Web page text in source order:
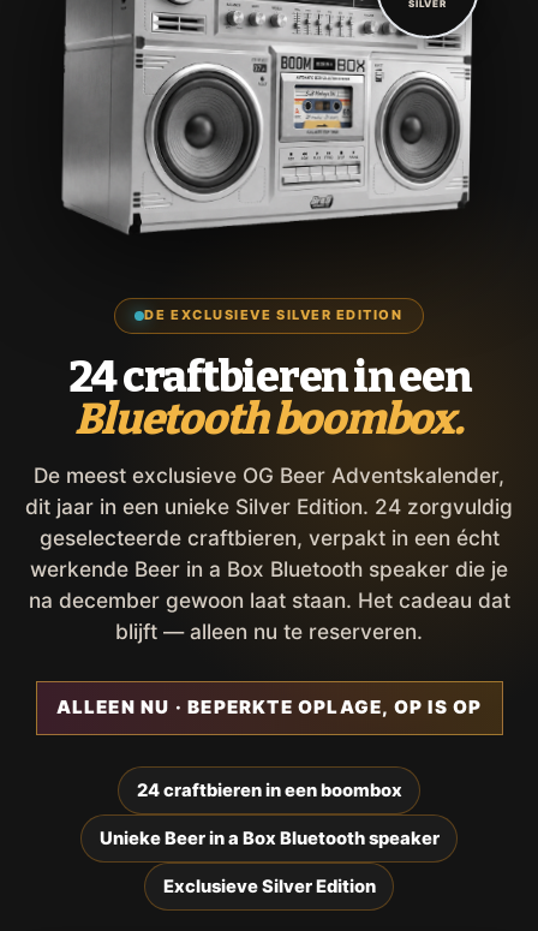
DE EXCLUSIEVE SILVER EDITION
24 craftbieren in een
Bluetooth boombox.
De meest exclusieve OG Beer Adventskalender,
dit jaar in een unieke Silver Edition. 24 zorgvuldig
geselecteerde craftbieren, verpakt in een écht
werkende Beer in a Box Bluetooth speaker die je
na december gewoon laat staan. Het cadeau dat
blijft — alleen nu te reserveren.
ALLEEN NU · BEPERKTE OPLAGE, OP IS OP
24 craftbieren in een boombox
Unieke Beer in a Box Bluetooth speaker
Exclusieve Silver Edition
SILVER